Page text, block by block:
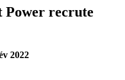
Power recrute
2022